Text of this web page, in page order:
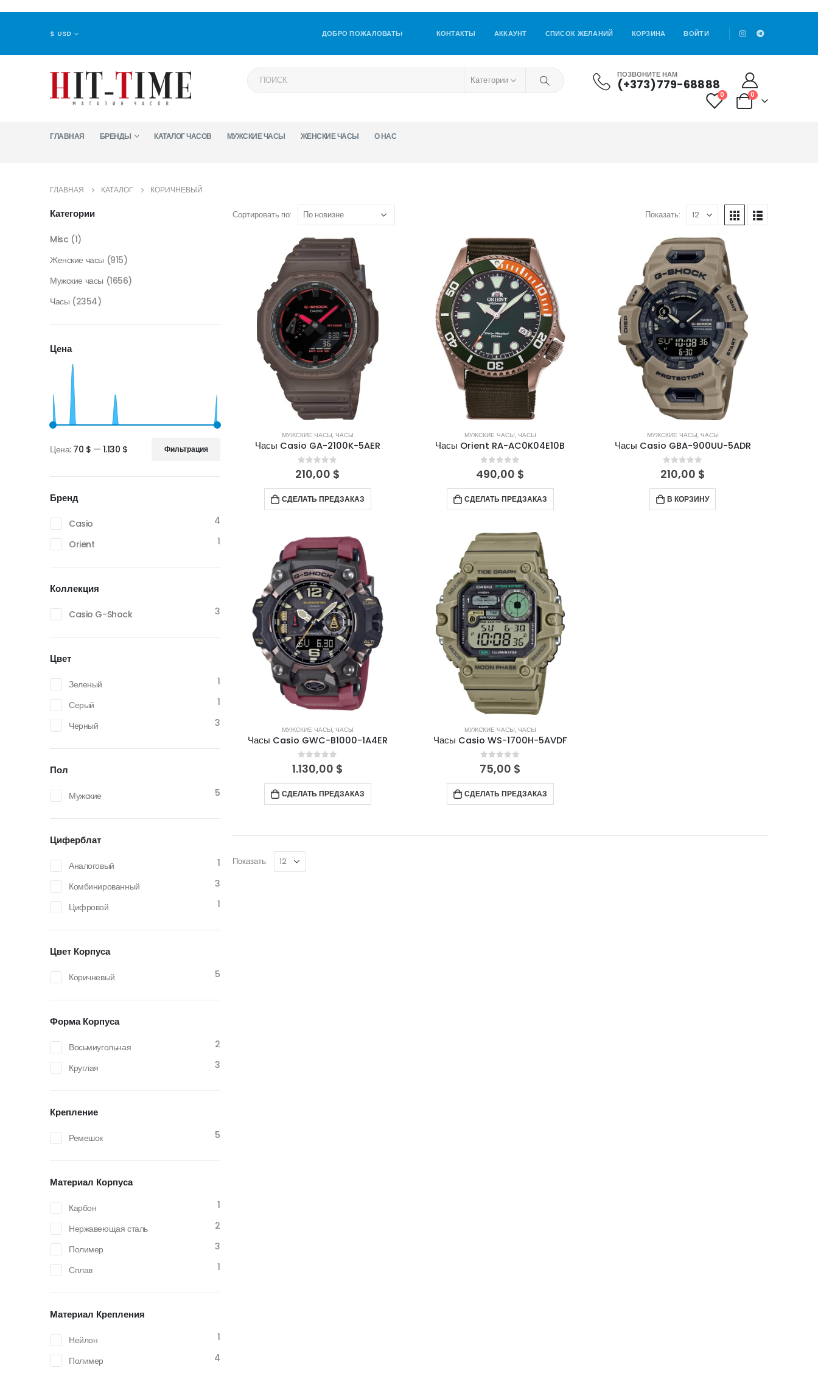
$ USD ДОБРО ПОЖАЛОВАТЬ! КОНТАКТЫ АККАУНТ СПИСОК ЖЕЛАНИЙ КОРЗИНА ВОЙТИ
Категории ПОЗВОНИТЕ НАМ
(+373)779-68888
0 0
ГЛАВНАЯ БРЕНДЫ КАТАЛОГ ЧАСОВ МУЖСКИЕ ЧАСЫ ЖЕНСКИЕ ЧАСЫ О НАС
ГЛАВНАЯ КАТАЛОГ КОРИЧНЕВЫЙ
Сортировать по: Показать:
МУЖСКИЕ ЧАСЫ, ЧАСЫ
Часы Casio GA-2100K-5AER
0out of 5
210,00 $
СДЕЛАТЬ ПРЕДЗАКАЗ
МУЖСКИЕ ЧАСЫ, ЧАСЫ
Часы Orient RA-AC0K04E10B
0out of 5
490,00 $
СДЕЛАТЬ ПРЕДЗАКАЗ
МУЖСКИЕ ЧАСЫ, ЧАСЫ
Часы Casio GBA-900UU-5ADR
0out of 5
210,00 $
В КОРЗИНУ
МУЖСКИЕ ЧАСЫ, ЧАСЫ
Часы Casio GWC-B1000-1A4ER
0out of 5
1.130,00 $
СДЕЛАТЬ ПРЕДЗАКАЗ
МУЖСКИЕ ЧАСЫ, ЧАСЫ
Часы Casio WS-1700H-5AVDF
0 out of 5
75,00 $
СДЕЛАТЬ ПРЕДЗАКАЗ
Показать:
Категории
Misc (1)
Женские часы (915)
Мужские часы (1656)
Часы (2354)
Цена
Минимальная
цена
Максимальная
цена
Фильтрация
Цена: 70 $ — 1.130 $
Бренд
Casio
4
Orient
1
Коллекция
Casio G-Shock 3
Цвет
Зеленый
1
Серый
1
Черный
3
Пол
Мужские 5
Циферблат
Аналоговый
1
Комбинированный
3
Цифровой
1
Цвет Корпуса
Коричневый 5
Форма Корпуса
Восьмиугольная
2
Круглая
3
Крепление
Ремешок 5
Материал Корпуса
Карбон
1
Нержавеющая сталь
2
Полимер
3
Сплав
1
Материал Крепления
Нейлон
1
Полимер
4